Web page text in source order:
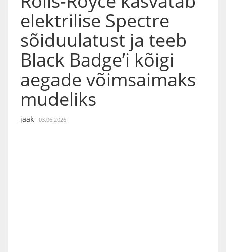
elektrilise Spectre
sõiduulatust ja teeb
Black Badge’i kõigi
aegade võimsaimaks
mudeliks
jaak 03.06.2026